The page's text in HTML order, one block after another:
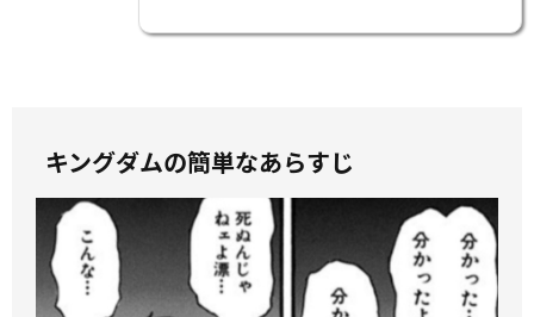
キングダムの簡単なあらすじ